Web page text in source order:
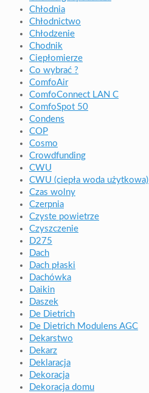
Chłodnia
Chłodnictwo
Chłodzenie
Chodnik
Ciepłomierze
Co wybrać ?
ComfoAir
ComfoConnect LAN C
ComfoSpot 50
Condens
COP
Cosmo
Crowdfunding
CWU
CWU (ciepła woda użytkowa)
Czas wolny
Czerpnia
Czyste powietrze
Czyszczenie
D275
Dach
Dach płaski
Dachówka
Daikin
Daszek
De Dietrich
De Dietrich Modulens AGC
Dekarstwo
Dekarz
Deklaracja
Dekoracja
Dekoracja domu